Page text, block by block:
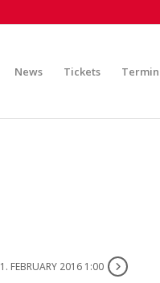
News Tickets
1. FEBRUARY 2016 1:00